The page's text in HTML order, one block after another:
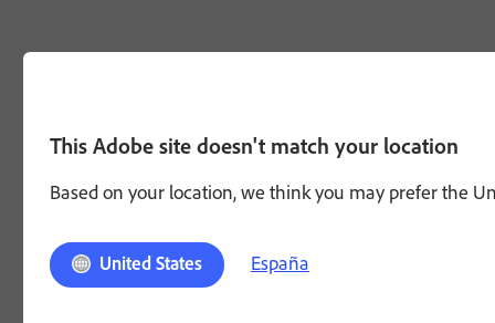
This Adobe site doesn't match your location
Based on your location, we think you may prefer the
United States España